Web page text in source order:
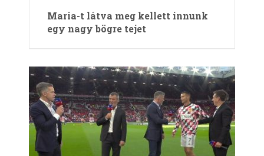
Maria-t látva meg kellett innunk
egy nagy bögre tejet